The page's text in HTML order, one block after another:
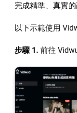
完成精準、真實的
以下示範使用
步驟 1. 前往